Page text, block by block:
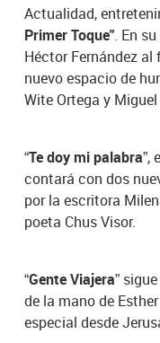
Actualidad,
Primer Toque". En
Héctor Fernández al
nuevo espacio de
Wite Ortega y
“Te doy mi palabra”,
contará con dos
por la escritora
poeta Chus Visor.
“Gente Viajera”
de la mano de
especial desde